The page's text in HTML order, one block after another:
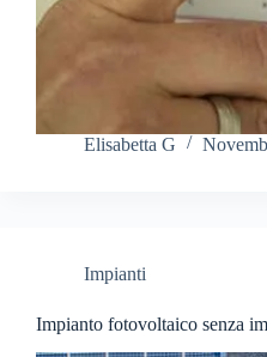
Elisabetta G
Impianti
Impianto fotovoltaico senza